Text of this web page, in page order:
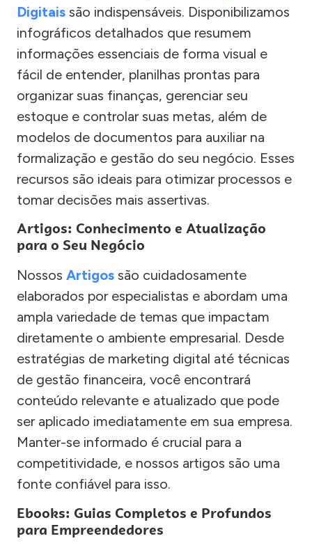
Digitais são indispensáveis. Disponibilizamos
infográficos detalhados que resumem
informações essenciais de forma visual e
fácil de entender, planilhas prontas para
organizar suas finanças, gerenciar seu
estoque e controlar suas metas, além de
modelos de documentos para auxiliar na
formalização e gestão do seu negócio. Esses
recursos são ideais para otimizar processos e
tomar decisões mais assertivas.
Artigos: Conhecimento e Atualização
para o Seu Negócio
Nossos Artigos são cuidadosamente
elaborados por especialistas e abordam uma
ampla variedade de temas que impactam
diretamente o ambiente empresarial. Desde
estratégias de marketing digital até técnicas
de gestão financeira, você encontrará
conteúdo relevante e atualizado que pode
ser aplicado imediatamente em sua empresa.
Manter-se informado é crucial para a
competitividade, e nossos artigos são uma
fonte confiável para isso.
Ebooks: Guias Completos e Profundos
para Empreendedores